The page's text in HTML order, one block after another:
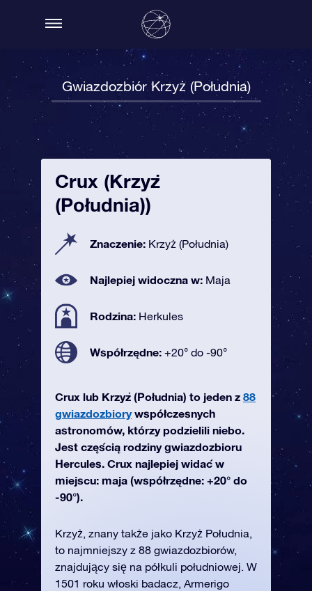
Gwiazdozbiór Krzyż (Południa)
Crux (Krzyż
(Południa))
Znaczenie: Krzyż (Południa)
Najlepiej widoczna w: Maja
Rodzina: Herkules
Współrzędne: +20° do -90°
Crux lub Krzyż (Południa) to jeden z 88
gwiazdozbiorywspółczesnych
astronomów, którzy podzielili niebo.
Jest częścią rodziny gwiazdozbioru
Hercules. Crux najlepiej widać w
miejscu: maja (współrzędne: +20° do
-90°).
Krzyż, znany także jako Krzyż Południa,
to najmniejszy z 88 gwiazdozbiorów,
znajdujący się na półkuli południowej. W
1501 roku włoski badacz, Armerigo